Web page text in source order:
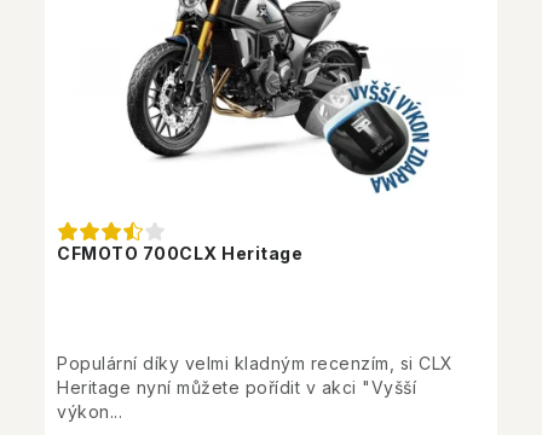
CFMOTO 700CLX Heritage
Populární díky velmi kladným recenzím, si CLX
Heritage nyní můžete pořídit v akci "Vyšší
výkon...